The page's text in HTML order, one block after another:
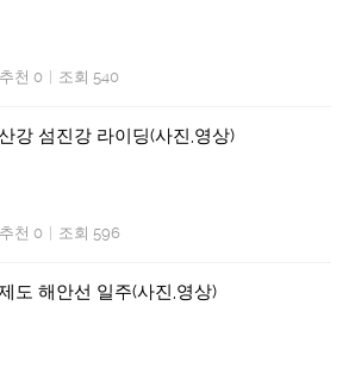
추천 0 조회 540
강 섬진강 라이딩(사진,영상)
추천 0 조회 596
도 해안선 일주(사진,영상)